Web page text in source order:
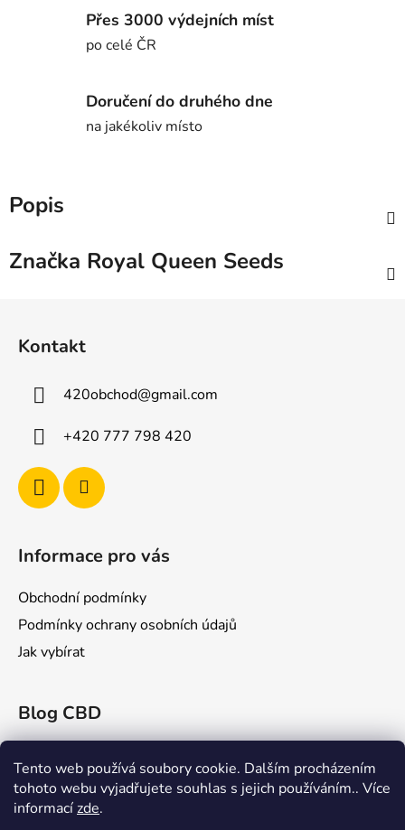
Tento web používá soubory cookie. Dalším procházením
tohoto webu vyjadřujete souhlas s jejich používáním.. Více
informacízde.
Přes 3000 výdejních míst
po celé ČR
Doručení do druhého dne
na jakékoliv místo
Popis
Značka Royal Queen Seeds
Kontakt
420obchod@gmail.com
+420 777 798 420
Informace pro vás
Obchodní podmínky
Podmínky ochrany osobních údajů
Jak vybírat
Blog CBD
Ostravě
CBD a Jeho Účinky na Žilní Systém: Co Říká
Věda?